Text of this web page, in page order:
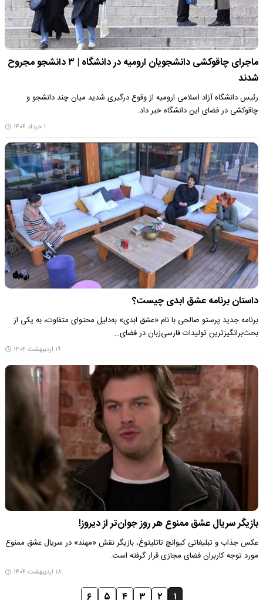
ماجرای چاقوکشی دانشجویان ارومیه در دانشگاه | ۳ دانشجو مجروح
شدند
رئیس دانشگاه آزاد اسلامی ارومیه از وقوع درگیری شدید میان چند دانشجو و
چاقوکشی در فضای این دانشگاه خبر داد.
۱ خرداد ۱۴۰۴
داستان برنامه عشق ابدی چیست؟
برنامه جدید پرستو صالحی با نام «عشق ابدی» به‌دلیل محتوای متفاوت، به یکی از
بحث‌برانگیزترین تولیدات فارسی‌زبان در فضای…
۱۹ اردیبهشت ۱۴۰۴
بازیگر سریال عشق ممنوع هر روز جوان‌تر از دیروز!
عکس جذاب و تبلیغاتی کیوانچ تاتلیتوغ، بازیگر نقش «مهند» در سریال عشق ممنوع
مورد توجه کاربران فضای مجازی قرار گرفته است.
۱۸ اردیبهشت ۱۴۰۴